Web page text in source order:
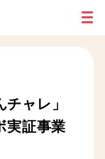
M
E
N
ャレ」
実証事業